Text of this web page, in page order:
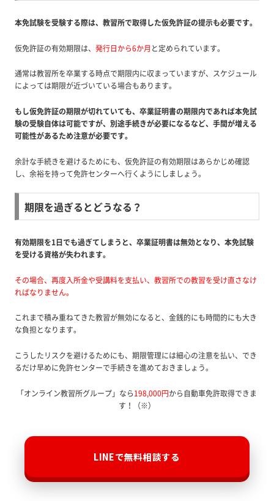
本免試験を受験する際は、教習所で取得した仮免許証の提示も必要です。
仮免許証の有効期限は、 発行日から6か月 と定められています。
通常は教習所を卒業する時点で期限内に収まっていますが、スケジュール
によっては期限が近づいている場合もあります。
もし仮免許証の期限が切れていても、卒業証明書の期限内であれば本免試
験の受験自体は可能ですが、別途手続きが必要になるなど、手間が増える
可能性があるため注意が必要です。
余計な手続きを避けるためにも、仮免許証の有効期限はあらかじめ確認
し、余裕を持って免許センターへ行くようにしましょう。
期限を過ぎるとどうなる？
有効期限を1日でも過ぎてしまうと、卒業証明書は無効となり、本免試験
を受ける資格が失われます。
その場合、再度入所金や受講料を支払い、教習所での教習を受け直さなけ
ればなりません。
これまで積み重ねてきた教習が無効になると、金銭的にも時間的にも大き
な負担となります。
こうしたリスクを避けるためにも、期限管理には細心の注意を払い、でき
るだけ早めに免許センターで手続きを進めておきましょう。
「オンライン教習所グループ」なら198,000円から自動車免許取得できま
す！（※）
LINEで無料相談する